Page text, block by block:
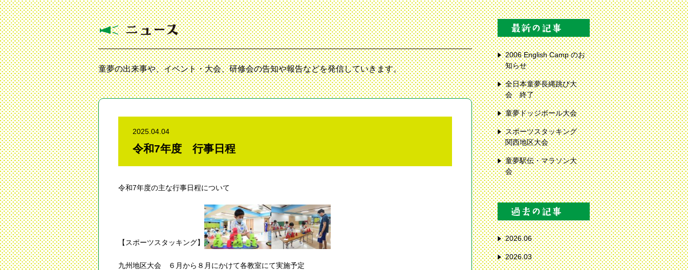
童夢の出来事や、イベント・大会、研修会の告知や報告などを発信していきます。
2025.04.04
令和7年度 行事日程
令和7年度の主な行事日程について
【スポーツスタッキング】
九州地区大会 ６月から８月にかけて各教室にて実施予定
2006 English Camp のお
知らせ
全日本童夢長縄跳び大
会 終了
童夢ドッジボール大会
スポーツスタッキング
関西地区大会
童夢駅伝・マラソン大
会
2026.06
2026.03